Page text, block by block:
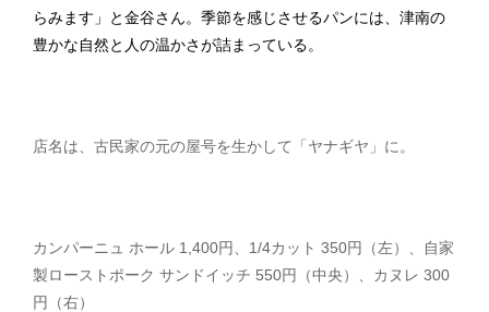
らみます」と金谷さん。季節を感じさせるパンには、津南の
豊かな自然と人の温かさが詰まっている。
店名は、古民家の元の屋号を生かして「ヤナギヤ」に。
カンパーニュ ホール 1,400円、1/4カット 350円（左）、自家
製ローストポーク サンドイッチ 550円（中央）、カヌレ 300
円（右）